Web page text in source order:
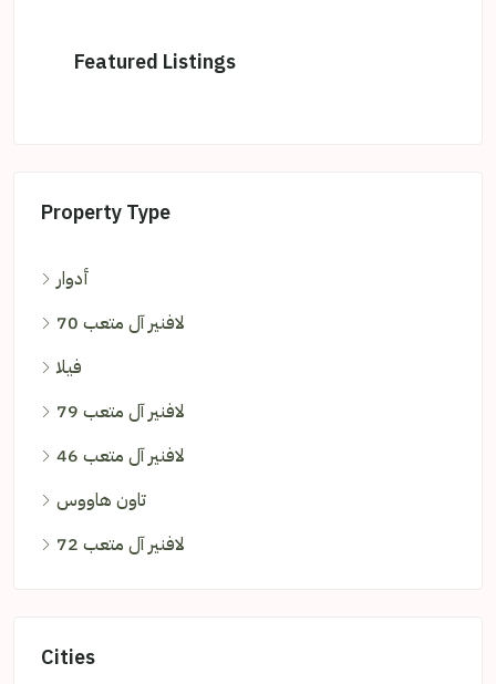
Featured Listings
Property Type
أدوار
لافنير آل متعب 70
فيلا
لافنير آل متعب 79
لافنير آل متعب 46
تاون هاووس
لافنير آل متعب 72
Cities